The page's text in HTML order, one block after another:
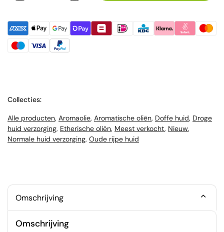
Collecties:
Alle producten, Aromaolie, Aromatische oliën, Doffe huid, Droge
huid verzorging, Etherische oliën, Meest verkocht, Nieuw,
Normale huid verzorging, Oude rijpe huid
Omschrijving
Omschrijving